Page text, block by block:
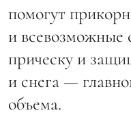
помогут
и
прическу и
и снега —
объема.